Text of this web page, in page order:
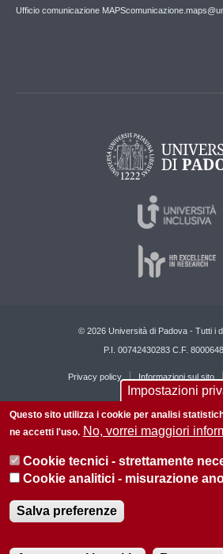
Ufficio comunicazione MAPS
© 2026 Università di Padova - Tutti i
P.I. 00742430283 C.F.
Privacy policy Informazioni sul sito
Impostazioni
Questo sito utilizza i cookie per analisi
ne accetti l'uso. No, vorrei maggiori
Cookie tecnici - strettamente
Cookie analitici - misurazione
Salva preferenze